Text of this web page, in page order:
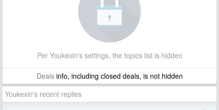
Per Youkexin's settings, the topics list is hidden
Dealsinfo, including closed deals, is not hidden
Youkexin's recent replies